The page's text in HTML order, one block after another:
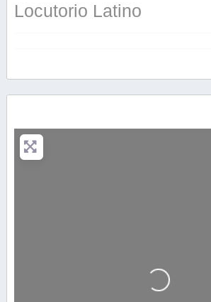
Locutorio Latino
Cargando…